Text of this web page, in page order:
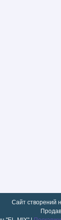
Сайт створений